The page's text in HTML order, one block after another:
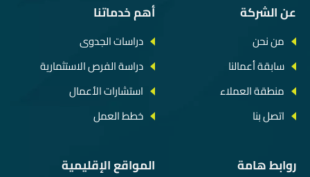
عن الشركة
من نحن
سابقة أعمالنا
منطقة العملاء
اتصل بنا
أهم خدماتنا
دراسات الجدوى
دراسة الفرص الاستثمارية
استشارات الأعمال
خطط العمل
روابط هامة المواقع الإقليمية